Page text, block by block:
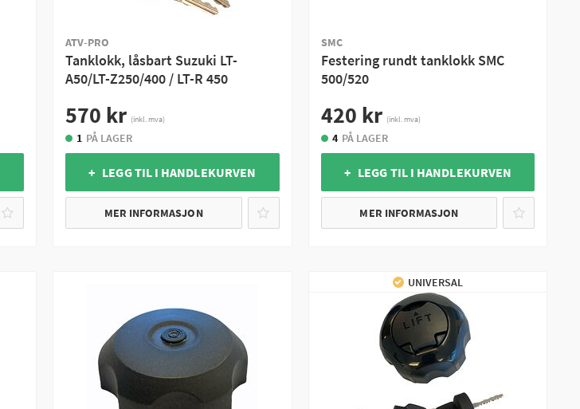
ATV-PRO
Tanklokk, låsbart Suzuki LT-
A50/LT-Z250/400 / LT-R 450
570 kr (inkl. mva)
1 PÅ LAGER
+ LEGG TIL I HANDLEKURVEN
MER INFORMASJON
SMC
Festering rundt tanklokk SMC
500/520
420 kr (inkl. mva)
4 PÅ LAGER
+ LEGG TIL I HANDLEKURVEN
MER INFORMASJON
UNIVERSAL